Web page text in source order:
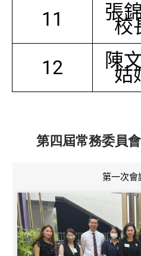
11 張
校
12 陳
姑
第四屆常務委員
第一次會